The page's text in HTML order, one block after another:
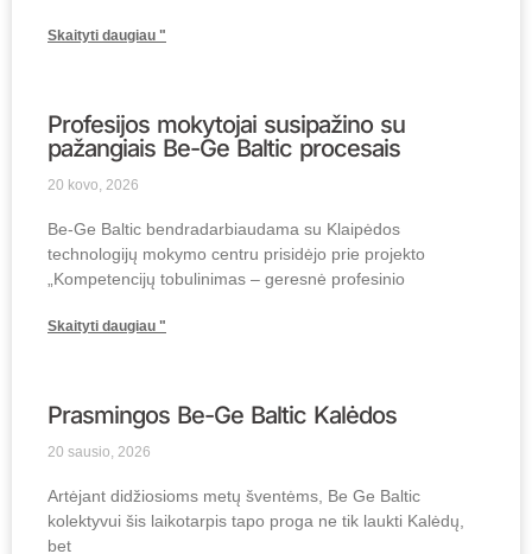
Skaityti daugiau "
Profesijos mokytojai susipažino su
pažangiais Be-Ge Baltic procesais
20 kovo, 2026
Be-Ge Baltic bendradarbiaudama su Klaipėdos
technologijų mokymo centru prisidėjo prie projekto
„Kompetencijų tobulinimas – geresnė profesinio
Skaityti daugiau "
Prasmingos Be-Ge Baltic Kalėdos
20 sausio, 2026
Artėjant didžiosioms metų šventėms, Be Ge Baltic
kolektyvui šis laikotarpis tapo proga ne tik laukti Kalėdų,
bet